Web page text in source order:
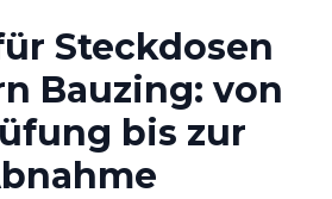
Steckdosen
Bauzing: von
bis zur